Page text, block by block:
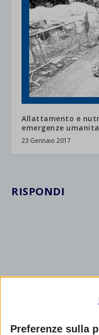
Allattamento e
emergenze
23 Gennaio 2017
RISPONDI
Preferenze sulla